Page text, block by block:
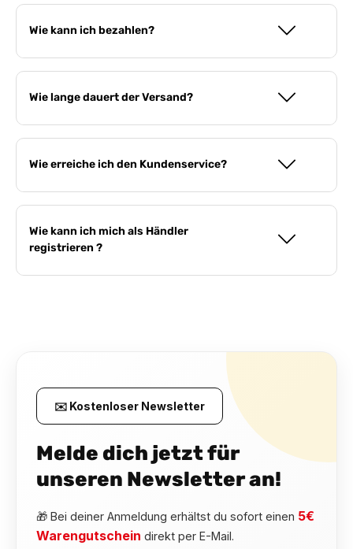
Wie kann ich bezahlen?
Wie lange dauert der Versand?
Wie erreiche ich den Kundenservice?
Wie kann ich mich als Händler
registrieren ?
✉️ Kostenloser Newsletter
Melde dich jetzt für
unseren Newsletter an!
🎁 Bei deiner Anmeldung erhältst du sofort einen 5€
Warengutschein direkt per E-Mail.